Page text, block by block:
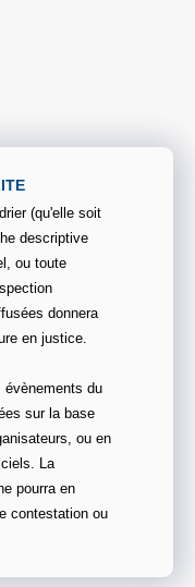
(qu'elle soit
descriptive
ou toute
donnera
en justice.
évènements du
sur la base
ou en
La
pourra en
contestation ou